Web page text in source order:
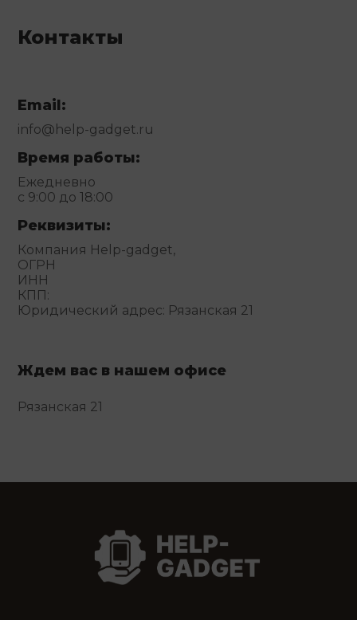
Контакты
Email:
info@help-gadget.ru
Время работы:
Ежедневно
с 9:00 до 18:00
Реквизиты:
Компания Help-gadget,
ОГРН
ИНН
КПП:
Юридический адрес: Рязанская 21
Ждем вас в нашем офисе
Рязанская 21